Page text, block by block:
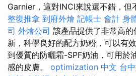
Garnier，這對INCI來說還不錯，但
整復推拿 到府外燴 記帳士 會計 身
司 外燴公司 該產品提供了非常高
新，科學良好的配方奶粉，可以有
到優質的防曬霜-SPF奶油，可用於
感的皮膚。 optimization 中文 台